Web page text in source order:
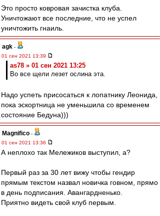
Это просто ковровая зачистка клуба.
Уничтожают все последние, что не успел
уничтожить гнаиль.
agk -
01 сен 2021 13:39
as78 » 01 сен 2021 13:25
Во все щели лезет ослина эта.
Надо успеть присосаться к лопатнику Леонида,
пока эскортница не уменьшила со временем
состояние Бедуна)))
Magnifico -
01 сен 2021 13:36
А неплохо так Мележиков выступил, а?
Первый раз за 30 лет вижу чтобы гендир
прямым текстом назвал новичка говном, прямо
в день подписания. Авангардненько.
Приятно видеть свой клуб первым.